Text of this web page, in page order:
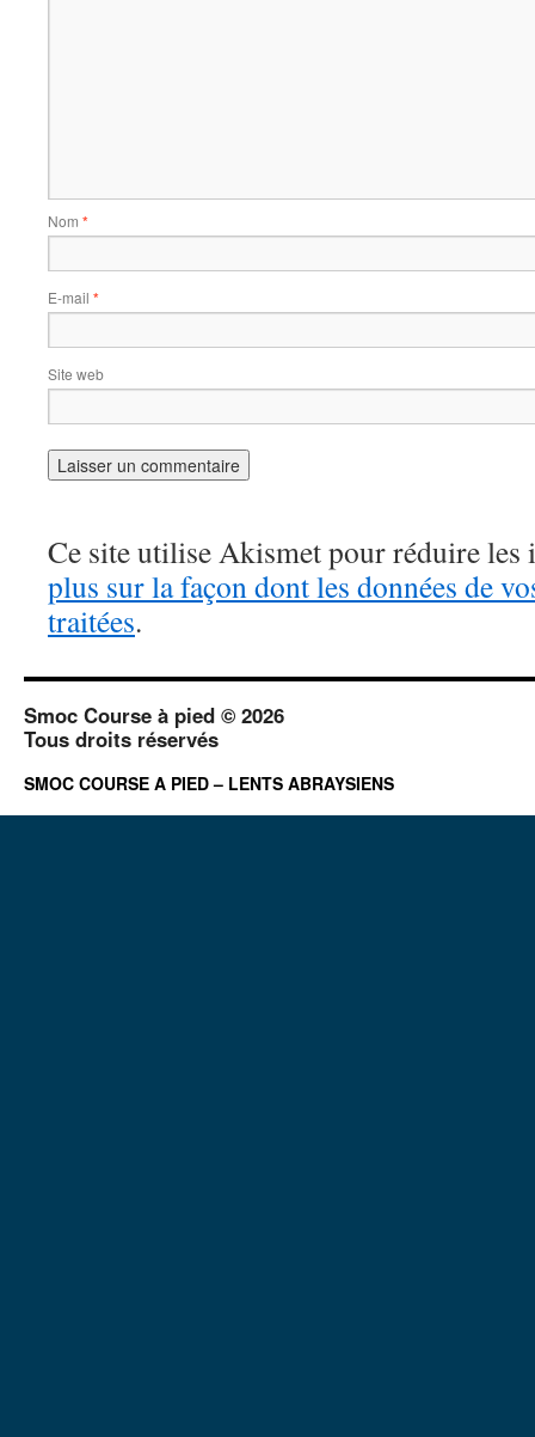
Nom *
E-mail *
Site web
Ce site utilise Akismet pour réduire les
plus sur la façon dont les données de
traitées.
Smoc Course à pied © 2026
Tous droits réservés
SMOC COURSE A PIED – LENTS ABRAYSIENS